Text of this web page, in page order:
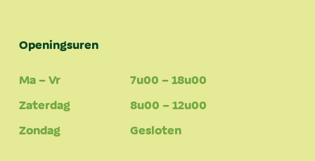
Openingsuren
Ma – Vr
7u00 – 18u00
Zaterdag
8u00 – 12u00
Zondag
Gesloten